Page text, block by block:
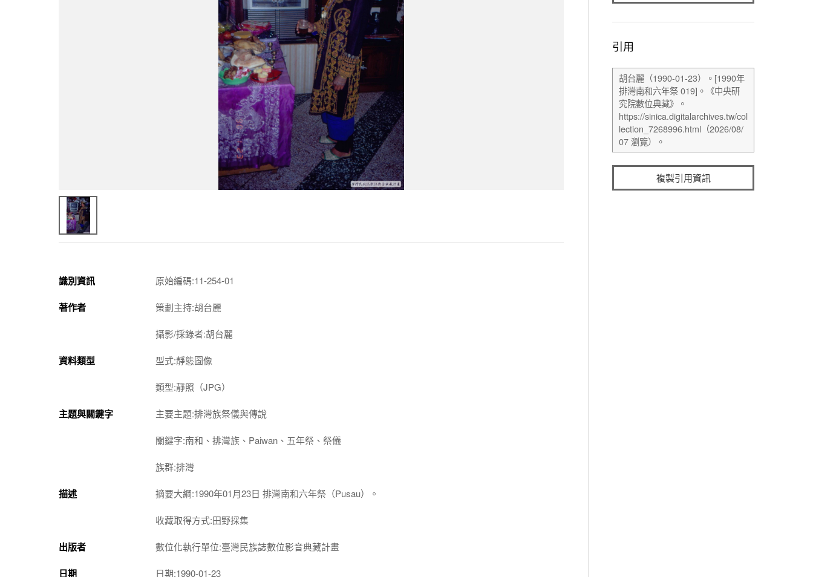
識別資訊 原始編碼:11-254-01
著作者 策劃主持:胡台麗
攝影/採錄者:胡台麗
資料類型 型式:靜態圖像
類型:靜照（JPG）
主題與關鍵字 主要主題:排灣族祭儀與傳說
關鍵字:南和、排灣族、Paiwan、五年祭、祭儀
族群:排灣
描述 摘要大綱:1990年01月23日 排灣南和六年祭（Pusau）。
收藏取得方式:田野採集
出版者 數位化執行單位:臺灣民族誌數位影音典藏計畫
日期 日期:1990-01-23
引用
複製引用資訊